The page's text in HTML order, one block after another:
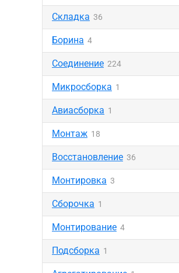
Складка 36
Борина 4
Соединение 224
Микросборка 1
Авиасборка 1
Монтаж 18
Восстановление 36
Монтировка 3
Сборочка 1
Монтирование 4
Подсборка 1